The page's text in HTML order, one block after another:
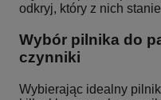
odkryj, który z nich
Wybór pilnika do
czynniki
Wybierając idealny